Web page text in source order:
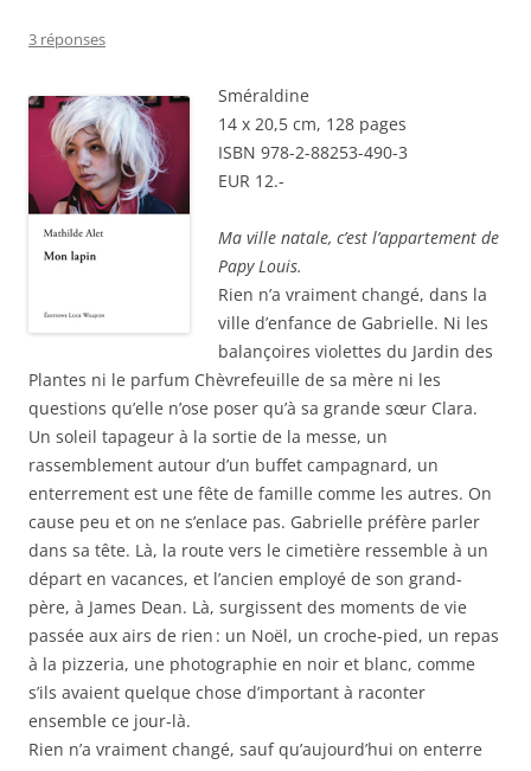
3 réponses
Sméraldine
14 x 20,5 cm, 128 pages
ISBN 978-2-88253-490-3
EUR 12.-
Ma ville natale, c’est l’appartement de
Papy Louis.
Rien n’a vraiment changé, dans la
ville d’enfance de Gabrielle. Ni les
balançoires violettes du Jardin des
Plantes ni le parfum Chèvrefeuille de sa mère ni les
questions qu’elle n’ose poser qu’à sa grande sœur Clara.
Un soleil tapageur à la sortie de la messe, un
rassemblement autour d’un buffet campagnard, un
enterrement est une fête de famille comme les autres. On
cause peu et on ne s’enlace pas. Gabrielle préfère parler
dans sa tête. Là, la route vers le cimetière ressemble à un
départ en vacances, et l’ancien employé de son grand-
père, à James Dean. Là, surgissent des moments de vie
passée aux airs de rien : un Noël, un croche-pied, un repas
à la pizzeria, une photographie en noir et blanc, comme
s’ils avaient quelque chose d’important à raconter
ensemble ce jour-là.
Rien n’a vraiment changé, sauf qu’aujourd’hui on enterre